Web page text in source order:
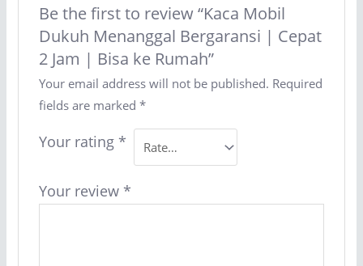
Be the first to review “Kaca Mobil
Dukuh Menanggal Bergaransi | Cepat
2 Jam | Bisa ke Rumah”
Your email address will not be published. Required
fields are marked *
Your rating *
Your review *